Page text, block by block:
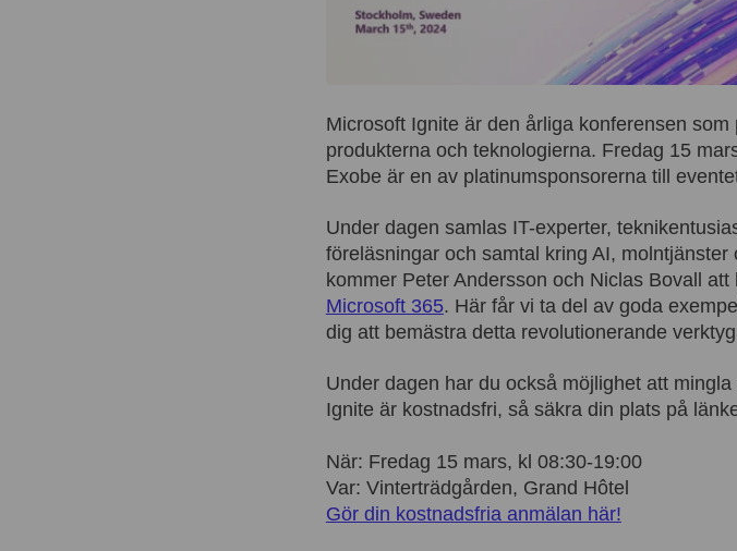
Microsoft Ignite är den årliga konferensen
produkterna och teknologierna. Fredag 15
Exobe är en av platinumsponsorerna till
Under dagen samlas IT-experter,
föreläsningar och samtal kring AI,
kommer Peter Andersson och Niclas Bovall
Microsoft 365. Här får vi ta del av goda
dig att bemästra detta revolutionerande
Under dagen har du också möjlighet att
Ignite är kostnadsfri, så säkra din plats på
När: Fredag 15 mars, kl 08:30-19:00
Var: Vinterträdgården, Grand Hôtel
Gör din kostnadsfria anmälan här!